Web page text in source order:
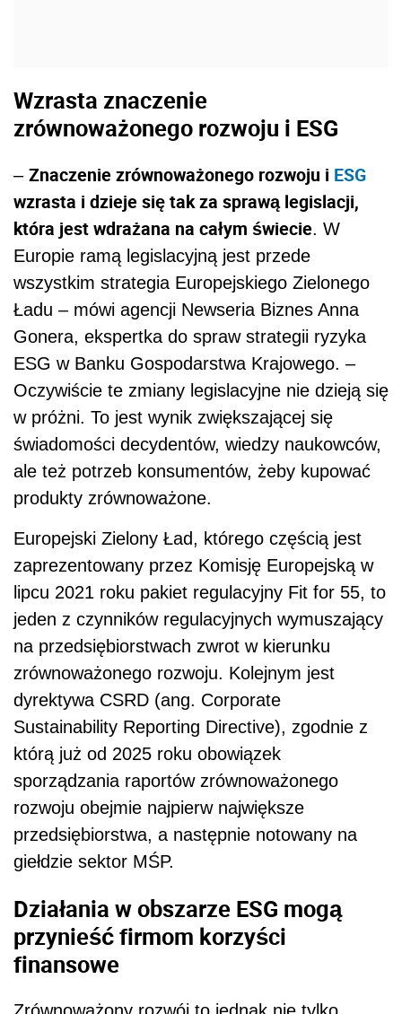
Wzrasta znaczenie
zrównoważonego rozwoju i ESG
– Znaczenie zrównoważonego rozwoju i ESG
wzrasta i dzieje się tak za sprawą legislacji,
która jest wdrażana na całym świecie. W
Europie ramą legislacyjną jest przede
wszystkim strategia Europejskiego Zielonego
Ładu – mówi agencji Newseria Biznes Anna
Gonera, ekspertka do spraw strategii ryzyka
ESG w Banku Gospodarstwa Krajowego. –
Oczywiście te zmiany legislacyjne nie dzieją się
w próżni. To jest wynik zwiększającej się
świadomości decydentów, wiedzy naukowców,
ale też potrzeb konsumentów, żeby kupować
produkty zrównoważone.
Europejski Zielony Ład, którego częścią jest
zaprezentowany przez Komisję Europejską w
lipcu 2021 roku pakiet regulacyjny Fit for 55, to
jeden z czynników regulacyjnych wymuszający
na przedsiębiorstwach zwrot w kierunku
zrównoważonego rozwoju. Kolejnym jest
dyrektywa CSRD (ang. Corporate
Sustainability Reporting Directive), zgodnie z
którą już od 2025 roku obowiązek
sporządzania raportów zrównoważonego
rozwoju obejmie najpierw największe
przedsiębiorstwa, a następnie notowany na
giełdzie sektor MŚP.
Działania w obszarze ESG mogą
przynieść firmom korzyści
finansowe